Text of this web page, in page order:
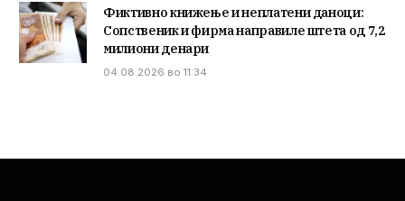
Фиктивно книжење и неплатени даноци:
Сопственик и фирма направиле штета од 7,2
милиони денари
04.08.2026 во 11:34